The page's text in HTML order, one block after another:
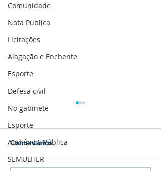
Comunidade
Nota Pública
Licitações
Alagação e Enchente
Esporte
Defesa civil
No gabinete
Esporte
Audiência Pública
SEMULHER
Comentários